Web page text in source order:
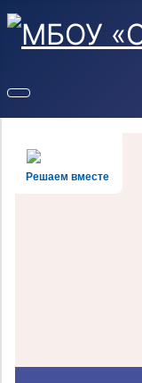
Решаем вместе